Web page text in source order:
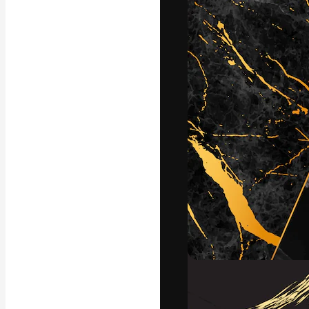
La piattaforma
migliori lavori.
creativi,
Italiano
Copyright ©